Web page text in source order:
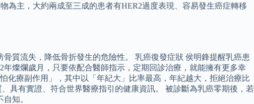
為主，大約兩成至三成的患者有HER2過度表現、容易發生癌症轉移
質流失，降低骨折發生的危險性。 乳癌復發症狀 侯明鋒提醒乳癌患
燦爛歲月，只要依配合醫師指示，定期回診治療，就能擁有更多幸
化療副作用」，其中以「年紀大」比率最高，年紀越大，拒絕治療比
具有實證、符合世界醫療指引的健康資訊。 被診斷為乳癌零期後，若
知。